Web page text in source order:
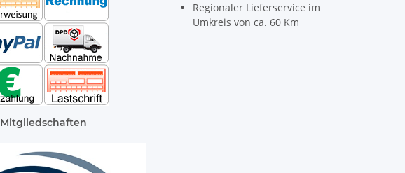
Mitgliedschaften
Regionaler Lieferservice im
Umkreis von ca. 60 Km